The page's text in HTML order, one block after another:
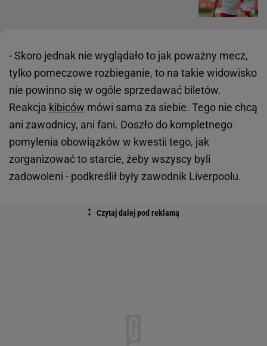
- Skoro jednak nie wyglądało to jak poważny mecz,
tylko pomeczowe rozbieganie, to na takie widowisko
nie powinno się w ogóle sprzedawać biletów.
Reakcja kibiców mówi sama za siebie. Tego nie chcą
ani zawodnicy, ani fani. Doszło do kompletnego
pomylenia obowiązków w kwestii tego, jak
zorganizować to starcie, żeby wszyscy byli
zadowoleni - podkreślił były zawodnik Liverpoolu.